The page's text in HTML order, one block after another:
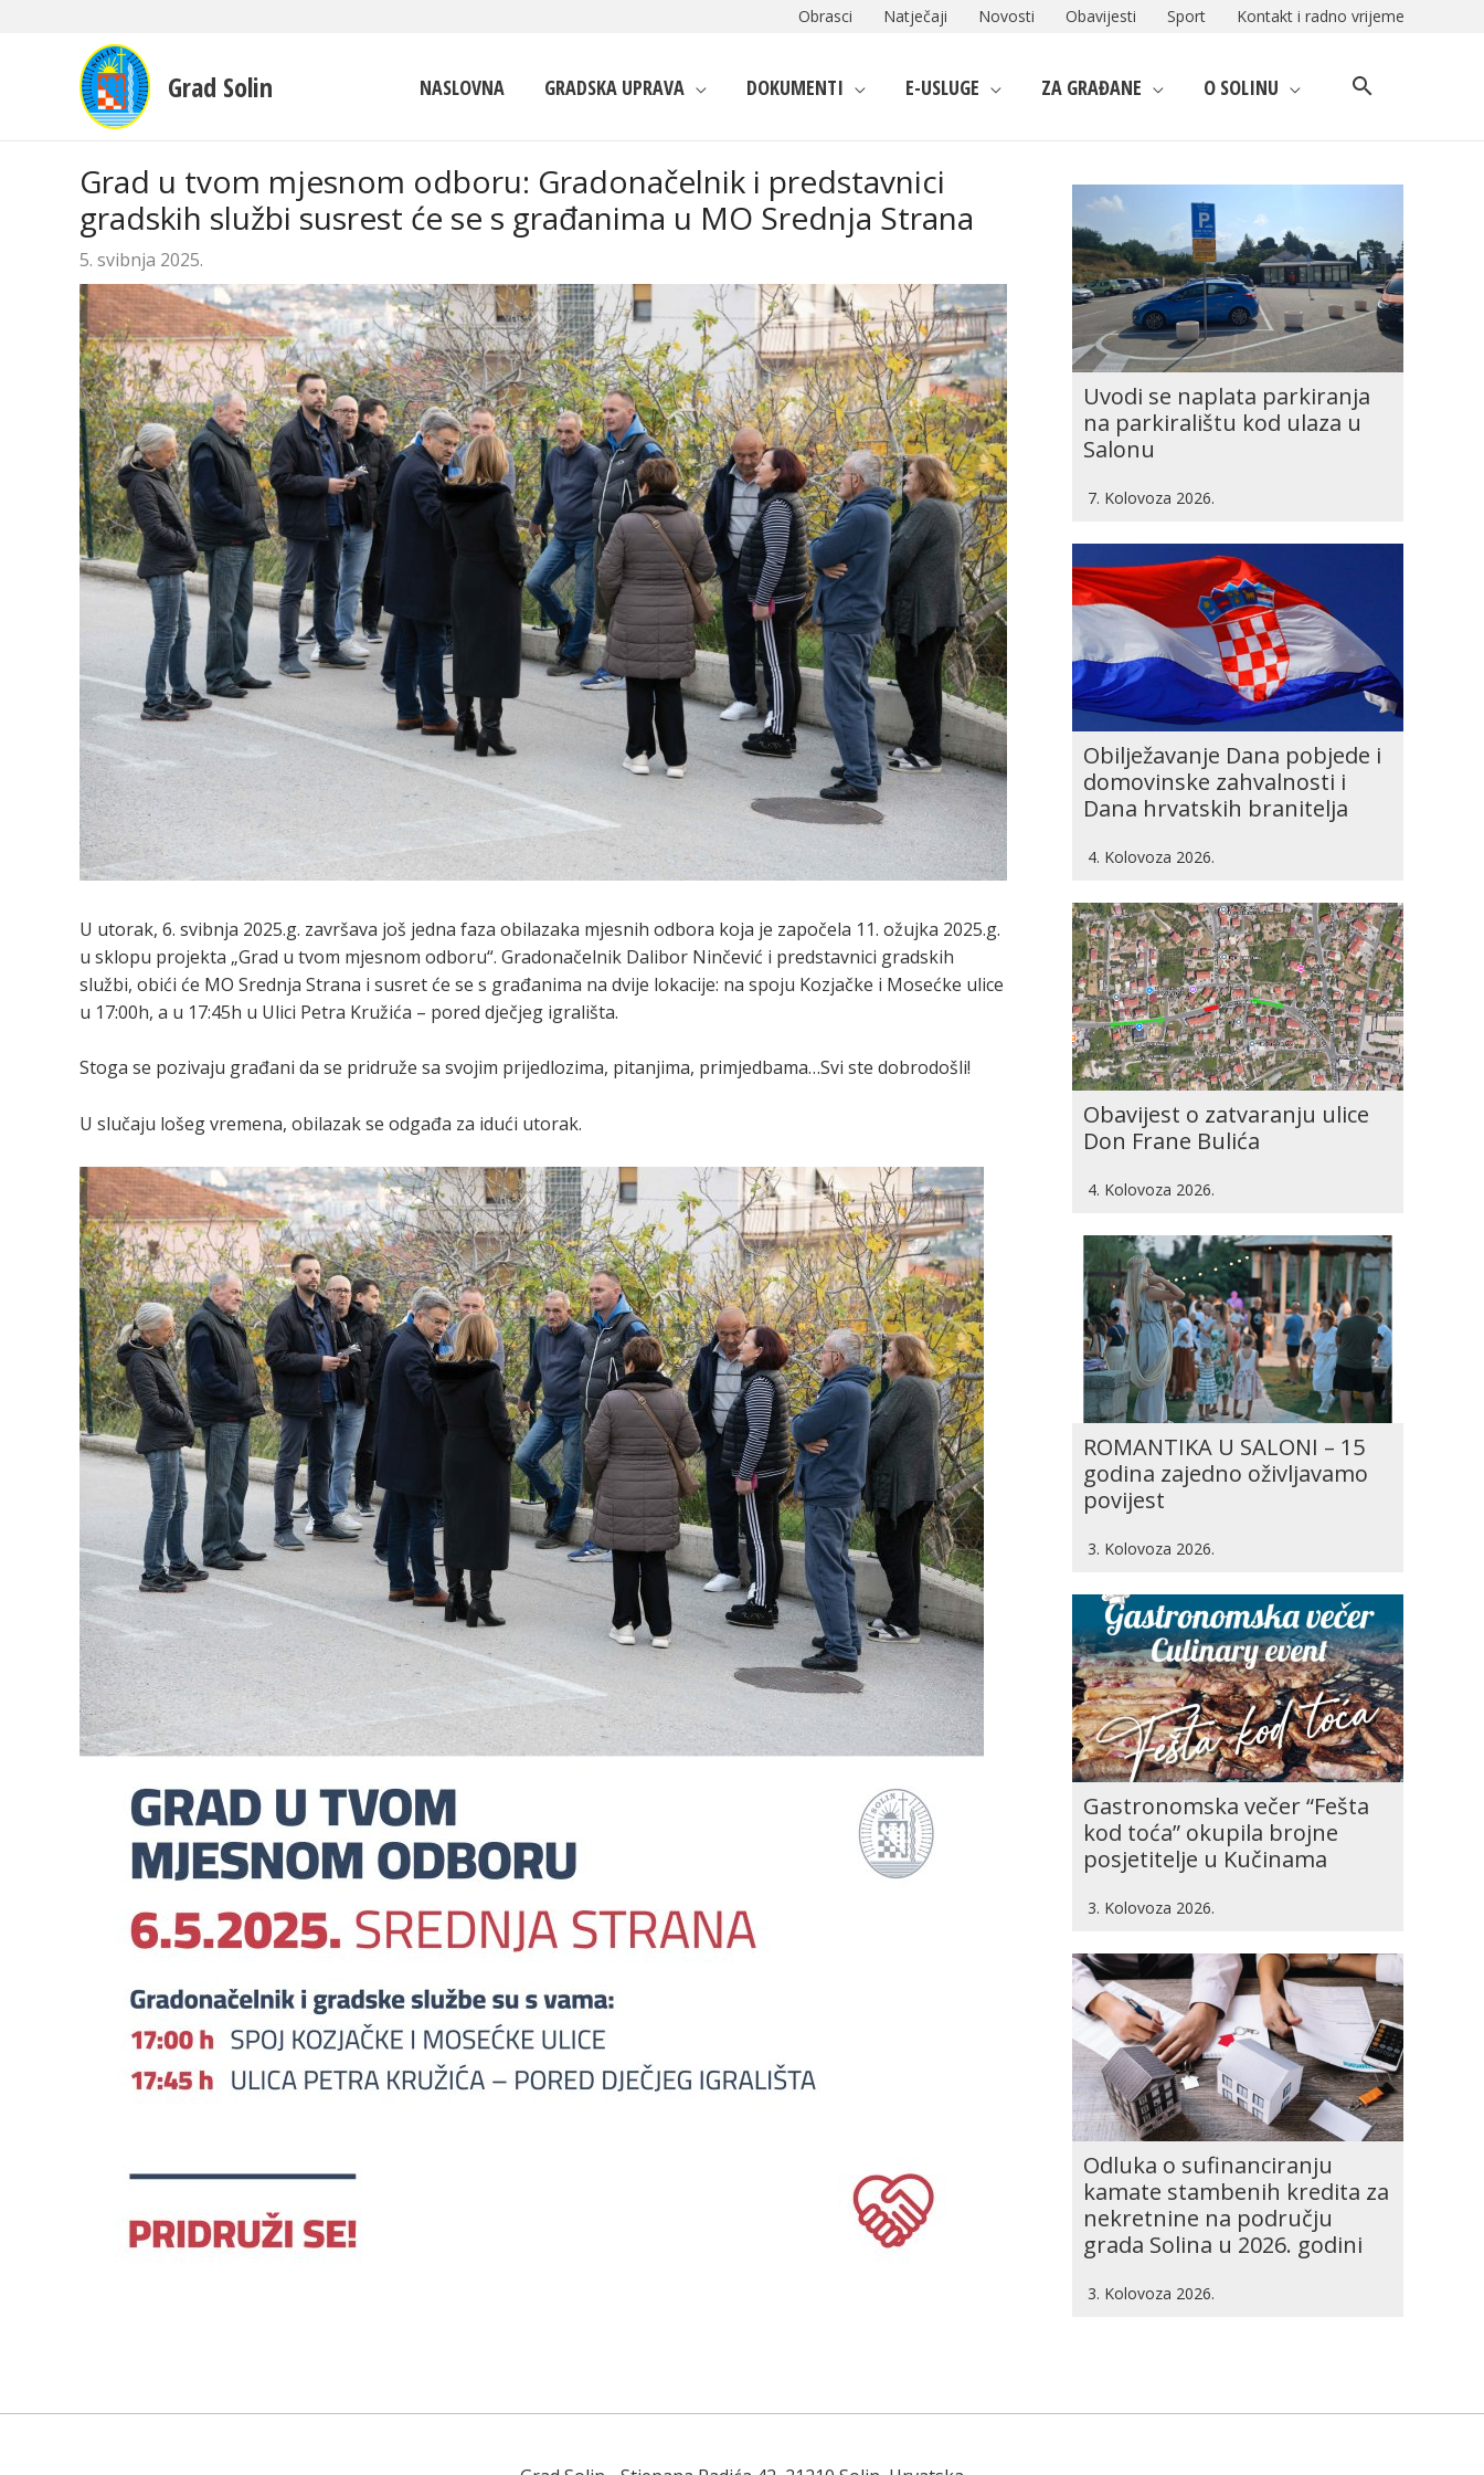
Obrasci Natječaji Novosti Obavijesti Sport Kontakt i radno vrijeme
Grad Solin NASLOVNA GRADSKA UPRAVA DOKUMENTI E-USLUGE ZA GRAĐANE O SOLINU
Grad u tvom mjesnom odboru: Gradonačelnik i predstavnici
gradskih službi susrest će se s građanima u MO Srednja Strana
5. svibnja 2025.
U utorak, 6. svibnja 2025.g. završava još jedna faza obilazaka mjesnih odbora koja je započela 11. ožujka 2025.g.
u sklopu projekta „Grad u tvom mjesnom odboru“. Gradonačelnik Dalibor Ninčević i predstavnici gradskih
službi, obići će MO Srednja Strana i susret će se s građanima na dvije lokacije: na spoju Kozjačke i Mosećke ulice
u 17:00h, a u 17:45h u Ulici Petra Kružića – pored dječjeg igrališta.
Stoga se pozivaju građani da se pridruže sa svojim prijedlozima, pitanjima, primjedbama…Svi ste dobrodošli!
U slučaju lošeg vremena, obilazak se odgađa za idući utorak.
Uvodi se naplata parkiranja
na parkiralištu kod ulaza u
Salonu
7. Kolovoza 2026.
Obilježavanje Dana pobjede i
domovinske zahvalnosti i
Dana hrvatskih branitelja
4. Kolovoza 2026.
Obavijest o zatvaranju ulice
Don Frane Bulića
4. Kolovoza 2026.
ROMANTIKA U SALONI – 15
godina zajedno oživljavamo
povijest
3. Kolovoza 2026.
Gastronomska večer “Fešta
kod toća” okupila brojne
posjetitelje u Kučinama
3. Kolovoza 2026.
Odluka o sufinanciranju
kamate stambenih kredita za
nekretnine na području
grada Solina u 2026. godini
3. Kolovoza 2026.